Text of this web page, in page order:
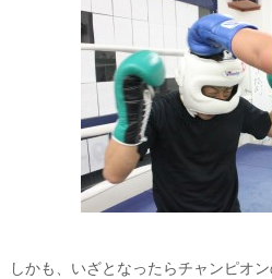
しかも、いざとなったらチャンピオ